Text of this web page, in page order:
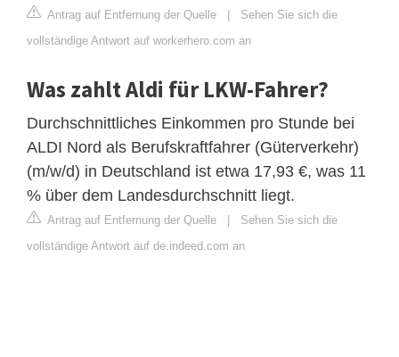
Antrag auf Entfernung der Quelle | Sehen Sie sich die
vollständige Antwort auf workerhero.com an
Was zahlt Aldi für LKW-Fahrer?
Durchschnittliches Einkommen pro Stunde bei
ALDI Nord als Berufskraftfahrer (Güterverkehr)
(m/w/d) in Deutschland ist etwa 17,93 €, was 11
% über dem Landesdurchschnitt liegt.
Antrag auf Entfernung der Quelle | Sehen Sie sich die
vollständige Antwort auf de.indeed.com an